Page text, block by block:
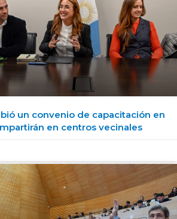
un convenio de capacitación en
en centros vecinales